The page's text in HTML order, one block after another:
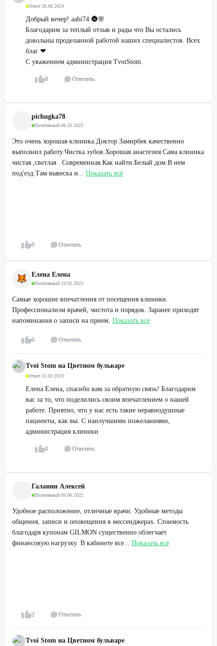
Ответ·28.06.2024
Добрый вечер! aabi74 🌚🌸
Благодарим за теплый отзыв и рады что Вы остались
довольны проделанной работой наших специалистов. Всех
благ ❤
С уважением администрация TvoiStom.
0 Ответить
pichugka78
Позитивный·06.10.2023
Это очень хорошая клиника.Доктор Замирбек качественно
выполнил работу.Чистка зубов.Хорошая анастезия.Сама клиника
чистая ,светлая . Современная.Как найти:Белый дом.В нем
под'езд.Там вывеска и... Показать всё
0 Ответить
Елена Елена
Позитивный·19.02.2023
Самые хорошие впечатления от посещения клиники.
Профессионализм врачей, чистота и порядок. Заранее приходят
напоминания о записи на прием. Показать всё
0 Ответить
Tvoi Stom на Цветном бульваре
Ответ·25.02.2023
Елена Елена, спасибо вам за обратную связь! Благодарим
вас за то, что поделились своим впечатлением о нашей
работе. Приятно, что у нас есть такие неравнодушные
пациенты, как вы. С наилучшими пожеланиями,
администрация клиники
0 Ответить
Галанин Алексей
Позитивный·09.06.2022
Удобное расположение, отличные врачи. Удобные методы
общения, записи и оповещения в мессенджерах. Стоимость
благодаря купонам GILMON существенно облегчает
финансовую нагрузку. В кабинете все... Показать всё
2 Ответить
Tvoi Stom на Цветном бульваре